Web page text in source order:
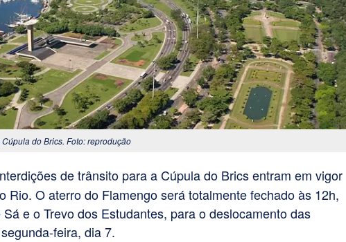
do Brics. Foto: reprodução
de trânsito para a Cúpula do Brics entram em vigor
Rio. O aterro do Flamengo será totalmente fechado às 12h,
e o Trevo dos Estudantes, para o deslocamento das
feira, dia 7.